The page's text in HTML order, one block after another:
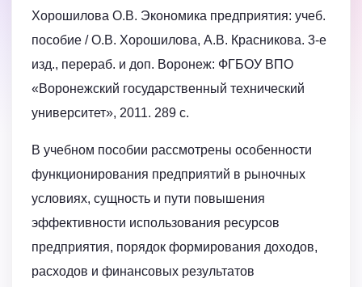
Хорошилова О.В. Экономика предприятия: учеб.
пособие / О.В. Хорошилова, А.В. Красникова. 3-е
изд., перераб. и доп. Воронеж: ФГБОУ ВПО
«Воронежский государственный технический
университет», 2011. 289 с.
В учебном пособии рассмотрены особенности
функционирования предприятий в рыночных
условиях, сущность и пути повышения
эффективности использования ресурсов
предприятия, порядок формирования доходов,
расходов и финансовых результатов